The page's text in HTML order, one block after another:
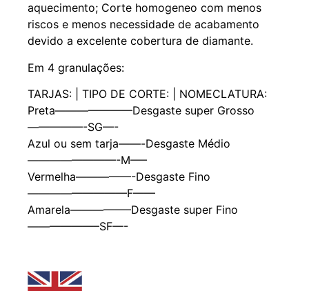
aquecimento; Corte homogeneo com menos
riscos e menos necessidade de acabamento
devido a excelente cobertura de diamante.
Em 4 granulações:
TARJAS: | TIPO DE CORTE: | NOMECLATURA:
Preta———————Desgaste super Grosso
—————-SG—-
Azul ou sem tarja——-Desgaste Médio
————————-M—–
Vermelha—————-Desgaste Fino
—————————F——
Amarela—————–Desgaste super Fino
——————–SF—-